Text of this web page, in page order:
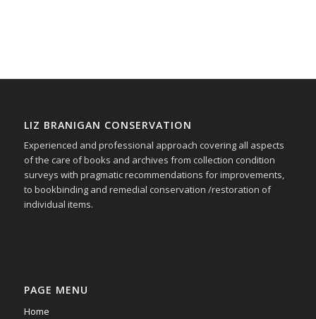
LIZ BRANIGAN CONSERVATION
Experienced and professional approach covering all aspects
of the care of books and archives from collection condition
surveys with pragmatic recommendations for improvements,
to bookbinding and remedial conservation /restoration of
individual items.
PAGE MENU
Home